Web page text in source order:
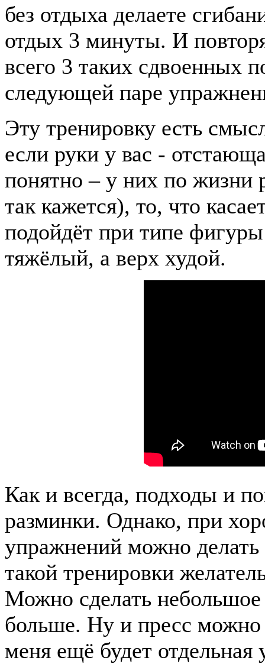
без отдыха делаете
отдых 3 минуты. И
всего 3 таких сдвоенных
следующей паре
Эту тренировку есть
если руки у вас -
понятно – у них по жизни
так кажется), то, что
подойдёт при типе
тяжёлый, а верх худой.
Как и всегда, подходы и
разминки. Однако, при
упражнений можно
такой тренировки
Можно сделать
больше. Ну и пресс можно
меня ещё будет отдельная